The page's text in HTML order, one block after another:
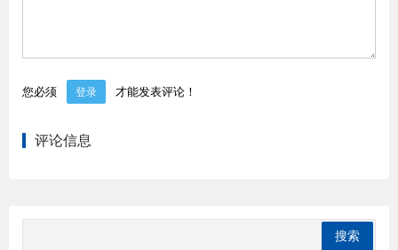
您必须 登录 才能发表评论！
评论信息